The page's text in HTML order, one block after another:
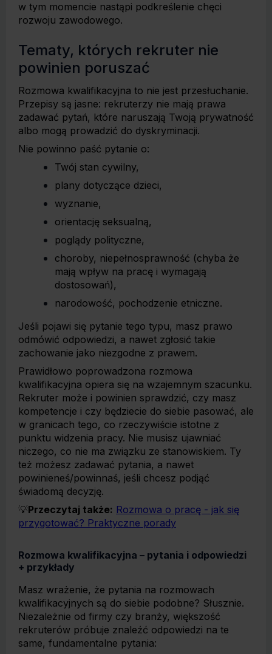
w tym momencie nastąpi podkreślenie chęci
rozwoju zawodowego.
Tematy, których rekruter nie
powinien poruszać
Rozmowa kwalifikacyjna to nie jest przesłuchanie.
Przepisy są jasne: rekruterzy nie mają prawa
zadawać pytań, które naruszają Twoją prywatność
albo mogą prowadzić do dyskryminacji.
Nie powinno paść pytanie o:
Twój stan cywilny,
plany dotyczące dzieci,
wyznanie,
orientację seksualną,
poglądy polityczne,
choroby, niepełnosprawność (chyba że
mają wpływ na pracę i wymagają
dostosowań),
narodowość, pochodzenie etniczne.
Jeśli pojawi się pytanie tego typu, masz prawo
odmówić odpowiedzi, a nawet zgłosić takie
zachowanie jako niezgodne z prawem.
Prawidłowo poprowadzona rozmowa
kwalifikacyjna opiera się na wzajemnym szacunku.
Rekruter może i powinien sprawdzić, czy masz
kompetencje i czy będziecie do siebie pasować, ale
w granicach tego, co rzeczywiście istotne z
punktu widzenia pracy. Nie musisz ujawniać
niczego, co nie ma związku ze stanowiskiem. Ty
też możesz zadawać pytania, a nawet
powinieneś/powinnaś, jeśli chcesz podjąć
świadomą decyzję.
💡Przeczytaj także: Rozmowa o pracę - jak się
przygotować? Praktyczne porady
Rozmowa kwalifikacyjna – pytania i odpowiedzi
+ przykłady
Masz wrażenie, że pytania na rozmowach
kwalifikacyjnych są do siebie podobne? Słusznie.
Niezależnie od firmy czy branży, większość
rekruterów próbuje znaleźć odpowiedzi na te
same, fundamentalne pytania: